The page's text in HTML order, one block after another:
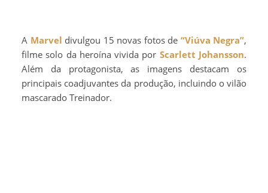
Marvel divulgou 15 novas fotos de “Viúva Negra”,
filme solo da heroína vivida por Scarlett Johansson.
Além da protagonista, as imagens destacam os
principais coadjuvantes da produção, incluindo o vilão
mascarado Treinador.